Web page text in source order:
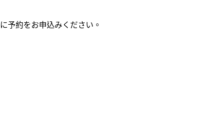
予約をお申込みください。